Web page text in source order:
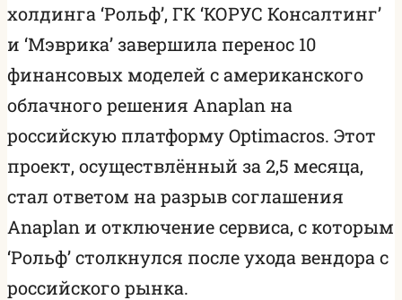
холдинга ‘Рольф’, ГК ‘КОРУС Консалтинг’
и ‘Мэврика’ завершила перенос 10
финансовых моделей с американского
облачного решения Anaplan на
российскую платформу Optimacros. Этот
проект, осуществлённый за 2,5 месяца,
стал ответом на разрыв соглашения
Anaplan и отключение сервиса, с которым
‘Рольф’ столкнулся после ухода вендора с
российского рынка.